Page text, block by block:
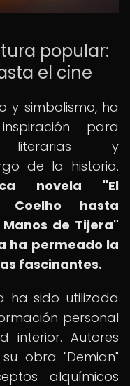
popular:
el cine
y simbolismo, ha
para
literarias y
de la historia.
novela "El
Coelho hasta
de Tijera"
ha permeado la
fascinantes.
ha sido utilizada
personal
interior. Autores
obra "Demian"
alquímicos